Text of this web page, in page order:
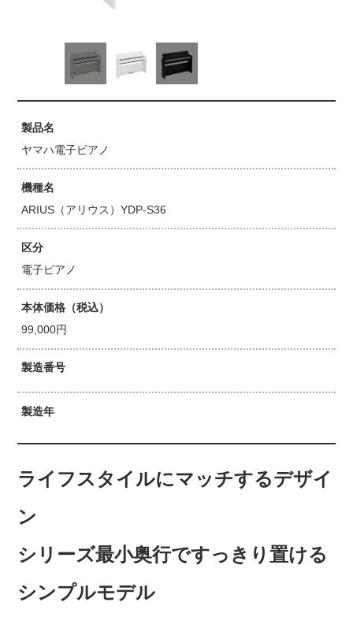
製品名
ヤマハ電子ピアノ
機種名
ARIUS（アリウス）YDP-S36
区分
電子ピアノ
本体価格（税込）
99,000円
製造番号
製造年
ライフスタイルにマッチするデザイ
ン
シリーズ最小奥行ですっきり置ける
シンプルモデル